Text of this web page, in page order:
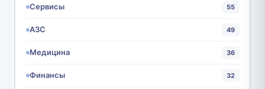
Сервисы 55
АЗС 49
Медицина 36
Финансы 32